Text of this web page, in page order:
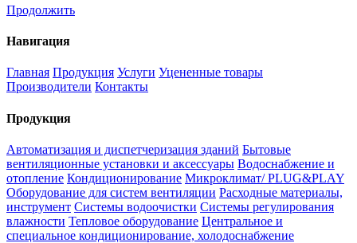
Продолжить
Навигация
Главная Продукция Услуги Уцененные товары
Производители Контакты
Продукция
Автоматизация и диспетчеризация зданий Бытовые
вентиляционные установки и аксессуары Водоснабжение и
отопление Кондиционирование Микроклимат/ PLUG&PLAY
Оборудование для систем вентиляции Расходные материалы,
инструмент Системы водоочистки Системы регулирования
влажности Тепловое оборудование Центральное и
специальное кондиционирование, холодоснабжение